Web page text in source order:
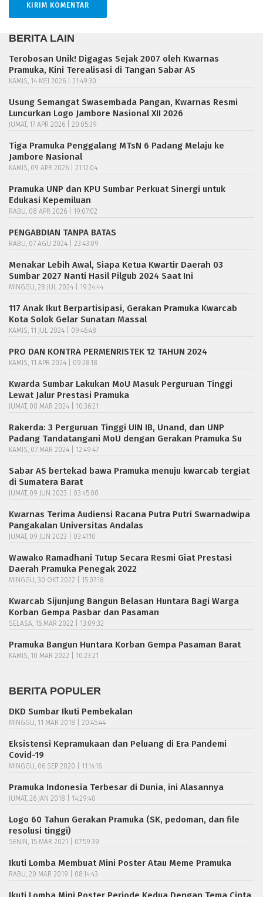
BERITA LAIN
Terobosan Unik! Digagas Sejak 2007 oleh Kwarnas
Pramuka, Kini Terealisasi di Tangan Sabar AS
KAMIS, 14 MEI 2026 | 21:49:30
Usung Semangat Swasembada Pangan, Kwarnas Resmi
Luncurkan Logo Jambore Nasional XII 2026
JUMAT, 17 APR 2026 | 20:05:39
Tiga Pramuka Penggalang MTsN 6 Padang Melaju ke
Jambore Nasional
KAMIS, 09 APR 2026 | 21:12:04
Pramuka UNP dan KPU Sumbar Perkuat Sinergi untuk
Edukasi Kepemiluan
RABU, 08 APR 2026 | 19:07:02
PENGABDIAN TANPA BATAS
RABU, 07 AGU 2024 | 23:43:09
Menakar Lebih Awal, Siapa Ketua Kwartir Daerah 03
Sumbar 2027 Nanti Hasil Pilgub 2024 Saat Ini
MINGGU, 28 JUL 2024 | 19:24:44
117 Anak Ikut Berpartisipasi, Gerakan Pramuka Kwarcab
Kota Solok Gelar Sunatan Massal
KAMIS, 11 JUL 2024 | 09:46:48
PRO DAN KONTRA PERMENRISTEK 12 TAHUN 2024
KAMIS, 11 APR 2024 | 09:28:18
Kwarda Sumbar Lakukan MoU Masuk Perguruan Tinggi
Lewat Jalur Prestasi Pramuka
JUMAT, 08 MAR 2024 | 10:36:21
Rakerda: 3 Perguruan Tinggi UIN IB, Unand, dan UNP
Padang Tandatangani MoU dengan Gerakan Pramuka Su
KAMIS, 07 MAR 2024 | 12:49:47
Sabar AS bertekad bawa Pramuka menuju kwarcab tergiat
di Sumatera Barat
JUMAT, 09 JUN 2023 | 03:45:00
Kwarnas Terima Audiensi Racana Putra Putri Swarnadwipa
Pangakalan Universitas Andalas
JUMAT, 09 JUN 2023 | 03:41:10
Wawako Ramadhani Tutup Secara Resmi Giat Prestasi
Daerah Pramuka Penegak 2022
MINGGU, 30 OKT 2022 | 15:07:18
Kwarcab Sijunjung Bangun Belasan Huntara Bagi Warga
Korban Gempa Pasbar dan Pasaman
SELASA, 15 MAR 2022 | 13:09:32
Pramuka Bangun Huntara Korban Gempa Pasaman Barat
KAMIS, 10 MAR 2022 | 10:23:21
BERITA POPULER
DKD Sumbar Ikuti Pembekalan
MINGGU, 11 MAR 2018 | 20:45:44
Eksistensi Kepramukaan dan Peluang di Era Pandemi
Covid-19
MINGGU, 06 SEP 2020 | 11:14:16
Pramuka Indonesia Terbesar di Dunia, ini Alasannya
JUMAT, 26 JAN 2018 | 14:29:40
Logo 60 Tahun Gerakan Pramuka (SK, pedoman, dan file
resolusi tinggi)
SENIN, 15 MAR 2021 | 07:59:39
Ikuti Lomba Membuat Mini Poster Atau Meme Pramuka
RABU, 20 MAR 2019 | 08:14:43